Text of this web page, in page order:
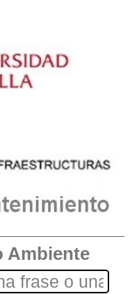
Ambiente